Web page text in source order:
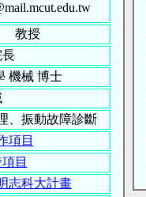
教授
機械 博士
、振動故障診斷
項目
目
志科大計畫